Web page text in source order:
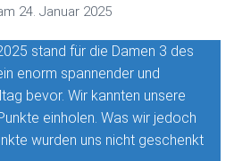
24. Januar 2025
stand für die Damen 3 des
enorm spannender und
bevor. Wir kannten unsere
einholen. Was wir jedoch
wurden uns nicht geschenkt